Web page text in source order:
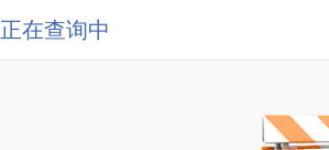
正在查询中